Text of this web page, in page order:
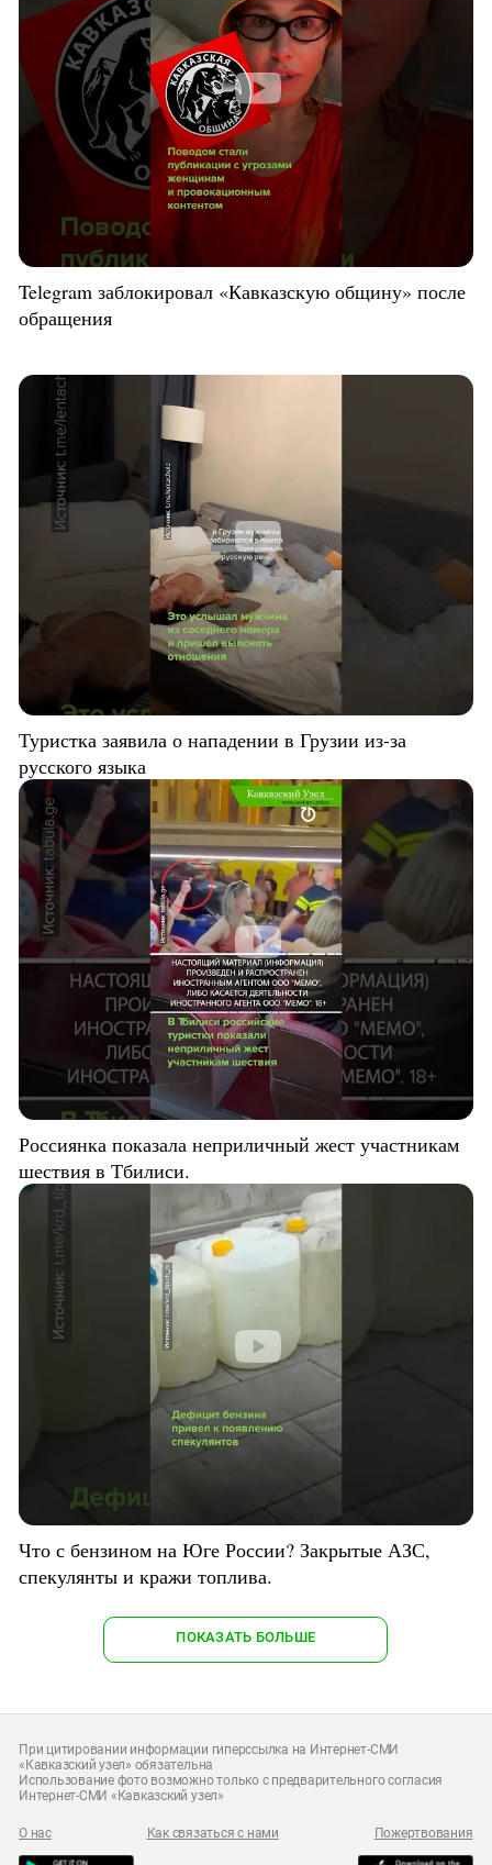
Telegram заблокировал «Кавказскую общину» после
обращения
Туристка заявила о нападении в Грузии из-за
русского языка
Россиянка показала неприличный жест участникам
шествия в Тбилиси.
Что с бензином на Юге России? Закрытые АЗС,
спекулянты и кражи топлива.
ПОКАЗАТЬ БОЛЬШЕ
При цитировании информации гиперссылка на Интернет-СМИ
«Кавказский узел» обязательна
Использование фото возможно только с предварительного согласия
Интернет-СМИ «Кавказский узел»
О нас Как связаться с нами Пожертвования